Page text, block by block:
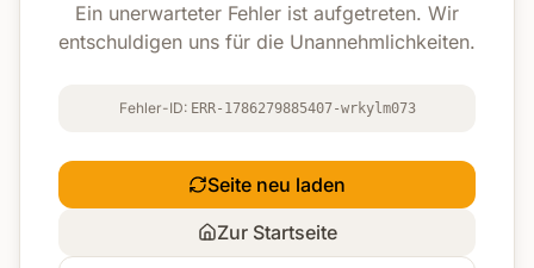
Ein unerwarteter Fehler ist aufgetreten. Wir
entschuldigen uns für die Unannehmlichkeiten.
Fehler-ID: ERR-1786279885407-wrkylm073
Seite neu laden
Zur Startseite